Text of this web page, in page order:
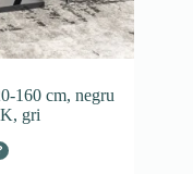
160 cm, negru
gri